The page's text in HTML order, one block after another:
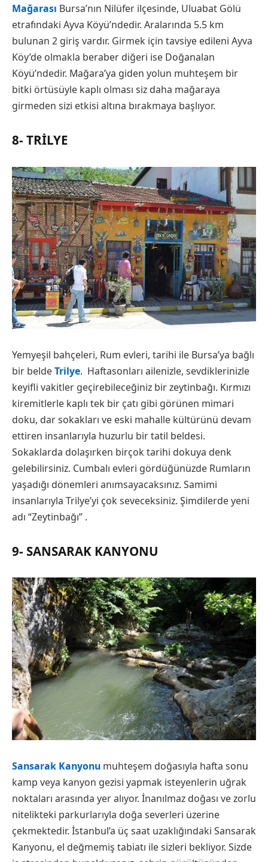
Mağarası Bursa’nın Nilüfer ilçesinde, Uluabat Gölü
etrafındaki Ayva Köyü’ndedir. Aralarında 5.5 km
bulunan 2 giriş vardır. Girmek için tavsiye edileni Ayva
Köy’de olmakla beraber diğeri ise Doğanalan
Köyü’ndedir. Mağara’ya giden yolun muhteşem bir
bitki örtüsüyle kaplı olması siz daha mağaraya
girmeden sizi etkisi altına bırakmaya başlıyor.
8- TRILYE
Yemyeşil bahçeleri, Rum evleri, tarihi ile Bursa’ya bağlı
bir beldeTrilye. Haftasonları ailenizle, sevdiklerinizle
keyifli vakitler geçirebileceğiniz bir zeytinbağı. Kırmızı
kiremitlerle kaplı tek bir çatı gibi görünen mimari
doku, dar sokakları ve eski mahalle kültürünü devam
ettiren insanlarıyla huzurlu bir tatil beldesi.
Sokaklarda dolaşırken birçok tarihi dokuya denk
gelebilirsiniz. Cumbalı evleri gördüğünüzde Rumların
yaşadığı dönemleri anımsayacaksınız. Samimi
insanlarıyla Trilye’yi çok seveceksiniz. Şimdilerde yeni
adı “Zeytinbağı” .
9- SANSARAK KANYONU
Sansarak Kanyonu muhteşem doğasıyla hafta sonu
kamp veya kanyon gezisi yapmak isteyenlerin uğrak
noktaları arasında yer alıyor. İnanılmaz doğası ve zorlu
nitelikteki parkurlarıyla doğa severleri üzerine
çekmektedir. İstanbul’a üç saat uzaklığındaki Sansarak
Kanyonu, el değmemiş tabiatı ile sizleri bekliyor. Sizde